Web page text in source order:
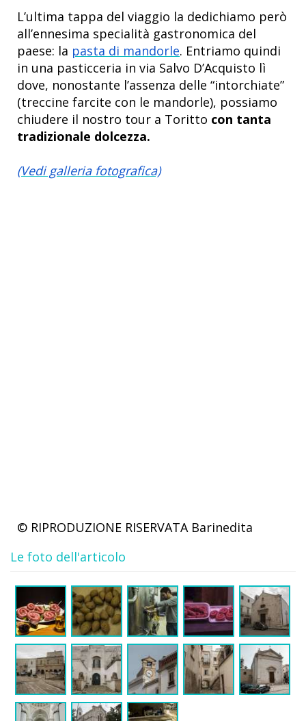
L’ultima tappa del viaggio la dedichiamo però
all’ennesima specialità gastronomica del
paese: la pasta di mandorle. Entriamo quindi
in una pasticceria in via Salvo D’Acquisto lì
dove, nonostante l’assenza delle “intorchiate”
(treccine farcite con le mandorle), possiamo
chiudere il nostro tour a Toritto con tanta
tradizionale dolcezza.
(Vedi galleria fotografica)
© RIPRODUZIONE RISERVATA Barinedita
Le foto dell'articolo